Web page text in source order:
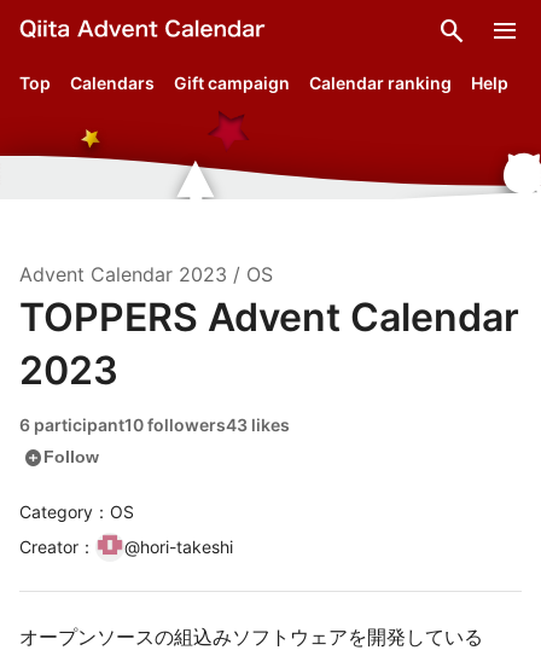
search menu
Top Calendars Gift campaign Calendar ranking Help
Advent Calendar 2023 / OS
TOPPERS Advent Calendar
2023
6 participant10 followers43 likes
add_circleFollow
Category：OS
Creator ： @hori-takeshi
オープンソースの組込みソフトウェアを開発している